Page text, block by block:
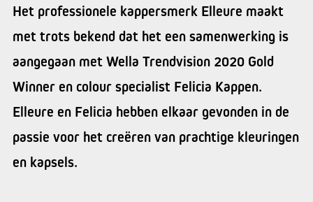
Het professionele kappersmerk Elleure maakt
met trots bekend dat het een samenwerking is
aangegaan met Wella Trendvision 2020 Gold
Winner en colour specialist Felicia Kappen.
Elleure en Felicia hebben elkaar gevonden in de
passie voor het creëren van prachtige kleuringen
en kapsels.